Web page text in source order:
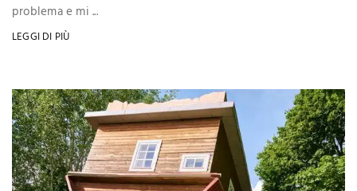
problema e mi ...
LEGGI DI PIÙ